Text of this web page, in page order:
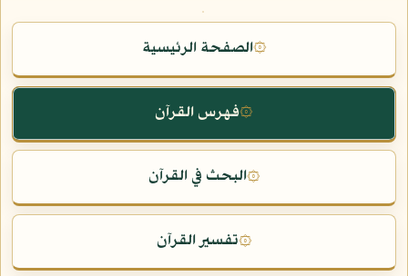
۞الصفحة الرئيسية
۞فهرس القرآن
۞البحث في القرآن
۞تفسير القرآن